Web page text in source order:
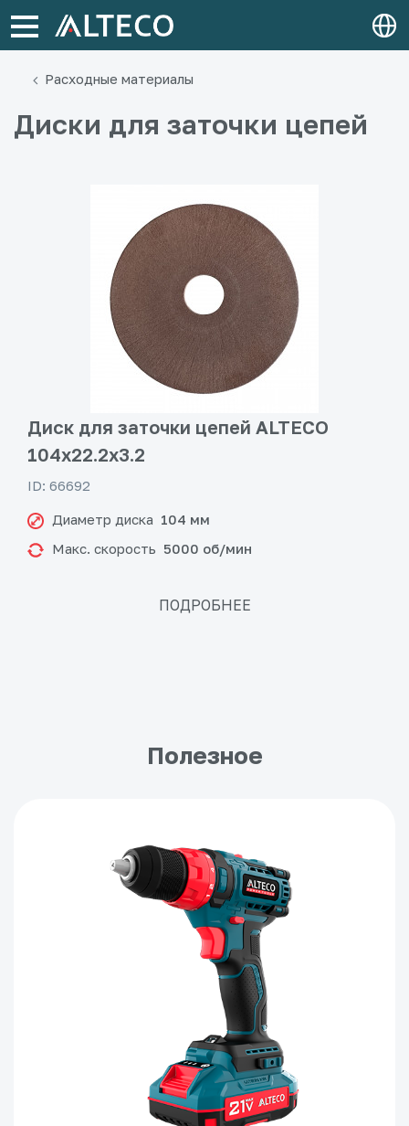
Расходные материалы
Диски для заточки цепей
Диск для заточки цепей ALTECO
104x22.2x3.2
ID: 66692
Диаметр диска 104 мм
Макс. скорость 5000 об/мин
ПОДРОБНЕЕ
Полезное